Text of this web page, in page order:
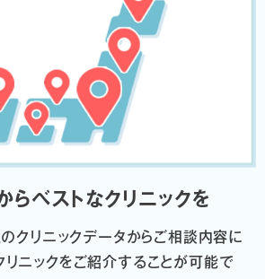
らベストなクリニックを
リニックデータからご相談内容に
ニックをご紹介することが可能で